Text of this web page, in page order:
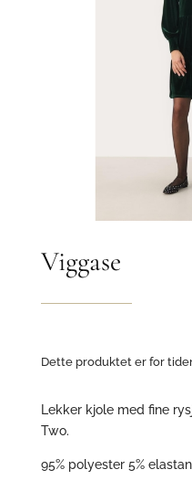
Viggase
Dette produktet er for
Lekker kjole med fine
Two.
95% polyester 5% elastan